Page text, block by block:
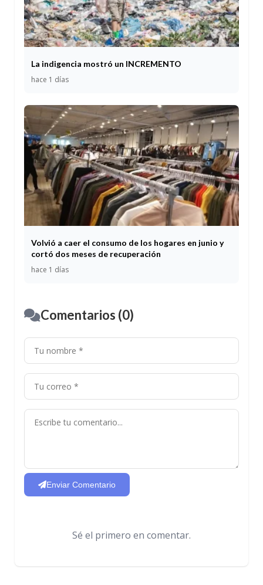
La indigencia mostró un INCREMENTO
hace 1 días
Volvió a caer el consumo de los hogares en junio y
cortó dos meses de recuperación
hace 1 días
Comentarios (0)
Enviar Comentario
Sé el primero en comentar.